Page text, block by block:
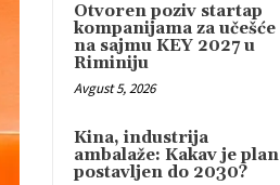
Otvoren poziv startap
kompanijama za učešće
na sajmu KEY 2027 u
Riminiju
Avgust 5, 2026
Kina, industrija
ambalaže: Kakav je plan
postavljen do 2030?